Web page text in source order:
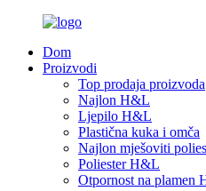
Dom
Proizvodi
Top prodaja proizvoda
Najlon H&L
Ljepilo H&L
Plastična kuka i omča
Najlon mješoviti
Poliester H&L
Otpornost na plamen